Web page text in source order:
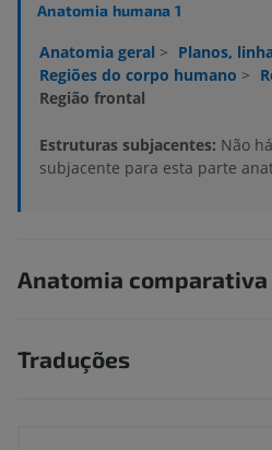
Anatomia humana 1
Anatomia geral > Planos,
Regiões do corpo humano >
Região frontal
Estruturas subjacentes: Não
subjacente para esta parte
Anatomia
Traduções